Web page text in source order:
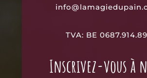
TVA: BE
Inscrivez-vous à